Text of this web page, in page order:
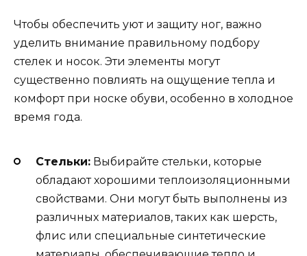
Чтобы обеспечить уют и защиту ног, важно
уделить внимание правильному подбору
стелек и носок. Эти элементы могут
существенно повлиять на ощущение тепла и
комфорт при носке обуви, особенно в холодное
время года.
Стельки: Выбирайте стельки, которые
обладают хорошими теплоизоляционными
свойствами. Они могут быть выполнены из
различных материалов, таких как шерсть,
флис или специальные синтетические